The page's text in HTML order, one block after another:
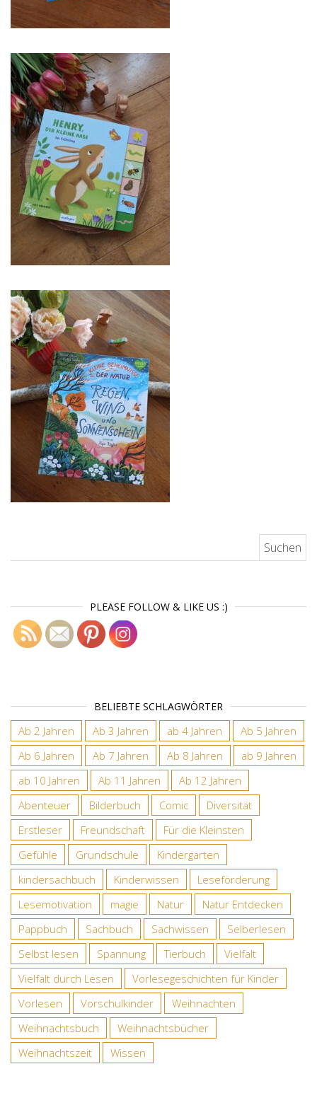
PLEASE FOLLOW & LIKE US :)
BELIEBTE SCHLAGWÖRTER
Ab 2 Jahren Ab 3 Jahren ab 4 Jahren
Ab 5 Jahren
Ab 6 Jahren
Ab 7 Jahren Ab 8 Jahren
ab 9 Jahren
ab 10 Jahren
Ab 11 Jahren
Ab 12 Jahren
Abenteuer
Bilderbuch Comic
Diversität
Erstleser
Freundschaft
Für die Kleinsten
Gefühle
Grundschule
Kindergarten
kindersachbuch
Kinderwissen
Leseförderung
Lesemotivation
magie Natur
Natur Entdecken
Pappbuch
Sachbuch Sachwissen
Selberlesen
Selbst lesen
Spannung Tierbuch
Vielfalt
Vielfalt durch Lesen
Vorlesegeschichten für Kinder
Vorlesen
Vorschulkinder
Weihnachten
Weihnachtsbuch
Weihnachtsbücher
Weihnachtszeit
Wissen